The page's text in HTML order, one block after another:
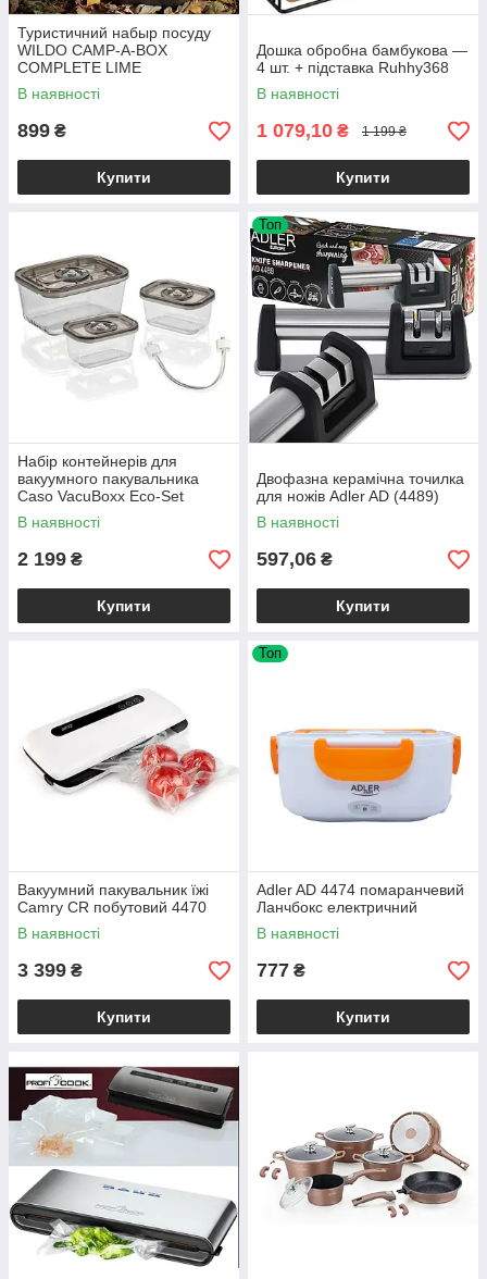
Туристичний набыр посуду
WILDO CAMP-A-BOX
COMPLETE LIME
В наявності
899 ₴
Купити
Дошка обробна бамбукова —
4 шт. + підставка Ruhhy368
В наявності
1 079,10 ₴ 1 199 ₴
Купити
Набір контейнерів для
вакуумного пакувальника
Caso VacuBoxx Eco-Set
скляні 3 шт.
В наявності
2 199 ₴
Купити
Топ
Двофазна керамічна точилка
для ножів Adler AD (4489)
В наявності
597,06 ₴
Купити
Вакуумний пакувальник їжі
Camry CR побутовий 4470
В наявності
3 399 ₴
Купити
Топ
Adler AD 4474 помаранчевий
Ланчбокс електричний
В наявності
777 ₴
Купити